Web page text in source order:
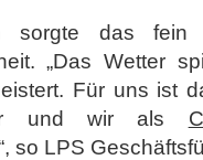
sorgte das fein
„Das Wetter
Für uns ist
und wir als
so LPS